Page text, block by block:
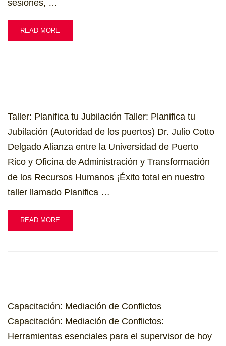
sesiones, …
READ MORE
Taller: Planifica tu Jubilación Taller: Planifica tu
Jubilación (Autoridad de los puertos) Dr. Julio Cotto
Delgado Alianza entre la Universidad de Puerto
Rico y Oficina de Administración y Transformación
de los Recursos Humanos ¡Éxito total en nuestro
taller llamado Planifica …
READ MORE
Capacitación: Mediación de Conflictos
Capacitación: Mediación de Conflictos:
Herramientas esenciales para el supervisor de hoy